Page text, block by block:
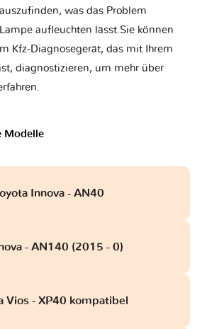
was das Problem
aufleuchten lässt.Sie können
Kfz-Diagnosegerät, das mit Ihrem
diagnostizieren, um mehr über
Modelle
Innova - AN40
- AN140 (2015 - 0)
Vios - XP40 kompatibel